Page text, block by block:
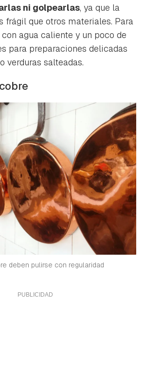
ni golpearlas, ya que la
frágil que otros materiales. Para
agua caliente y un poco de
para preparaciones delicadas
verduras salteadas.
deben pulirse con regularidad